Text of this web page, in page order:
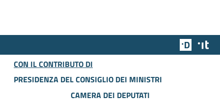
Team
CON IL CONTRIBUTO DI
PRESIDENZA DEL CONSIGLIO DEI MINISTRI
CAMERA DEI DEPUTATI